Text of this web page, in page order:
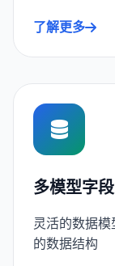
了解更多
多模型字段
灵活的数据
的数据结构